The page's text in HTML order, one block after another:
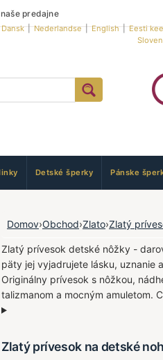
naše predajne
Dansk|Nederlandse|English|Eesti
Detské šperky Pánske
Domov›Obchod›Zlato›Zlatý
Zlatý prívesok detské nôžky -
päty jej vyjadrujete lásku, uznanie
Originálny prívesok s nôžkou,
talizmanom a mocným amuletom.
Zlatý prívesok na detské